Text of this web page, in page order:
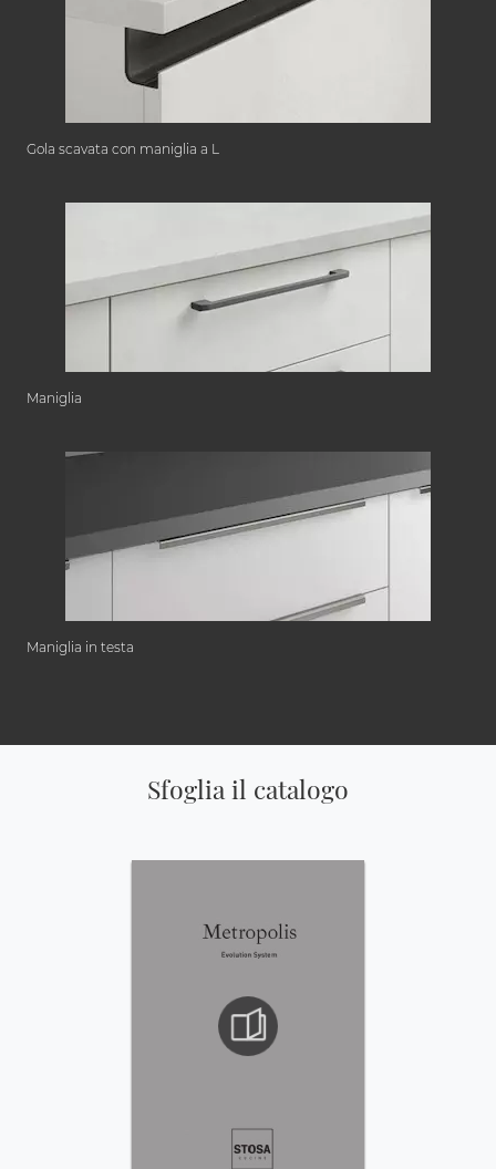
Gola scavata con maniglia a L
Maniglia
Maniglia in testa
Sfoglia il catalogo